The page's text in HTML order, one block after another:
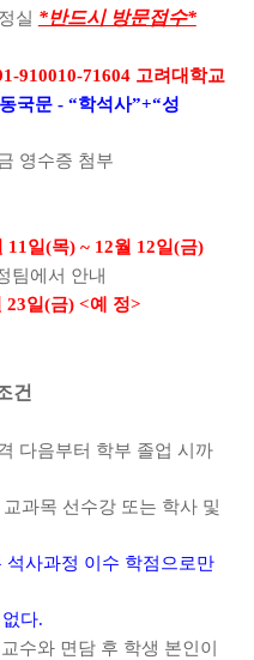
실 *반드시 방문접수*
910010-71604 고려대학교
국문 - “학석사”+“성
영수증 첨부
11 일(목) ~ 12월 12일(금)
팀에서 안내
23일(금) <예 정>
건
다음부터 학부 졸업 시까
과목 선수강 또는 학사 및
석사과정 이수 학점으로만
다.
수와 면담 후 학생 본인이